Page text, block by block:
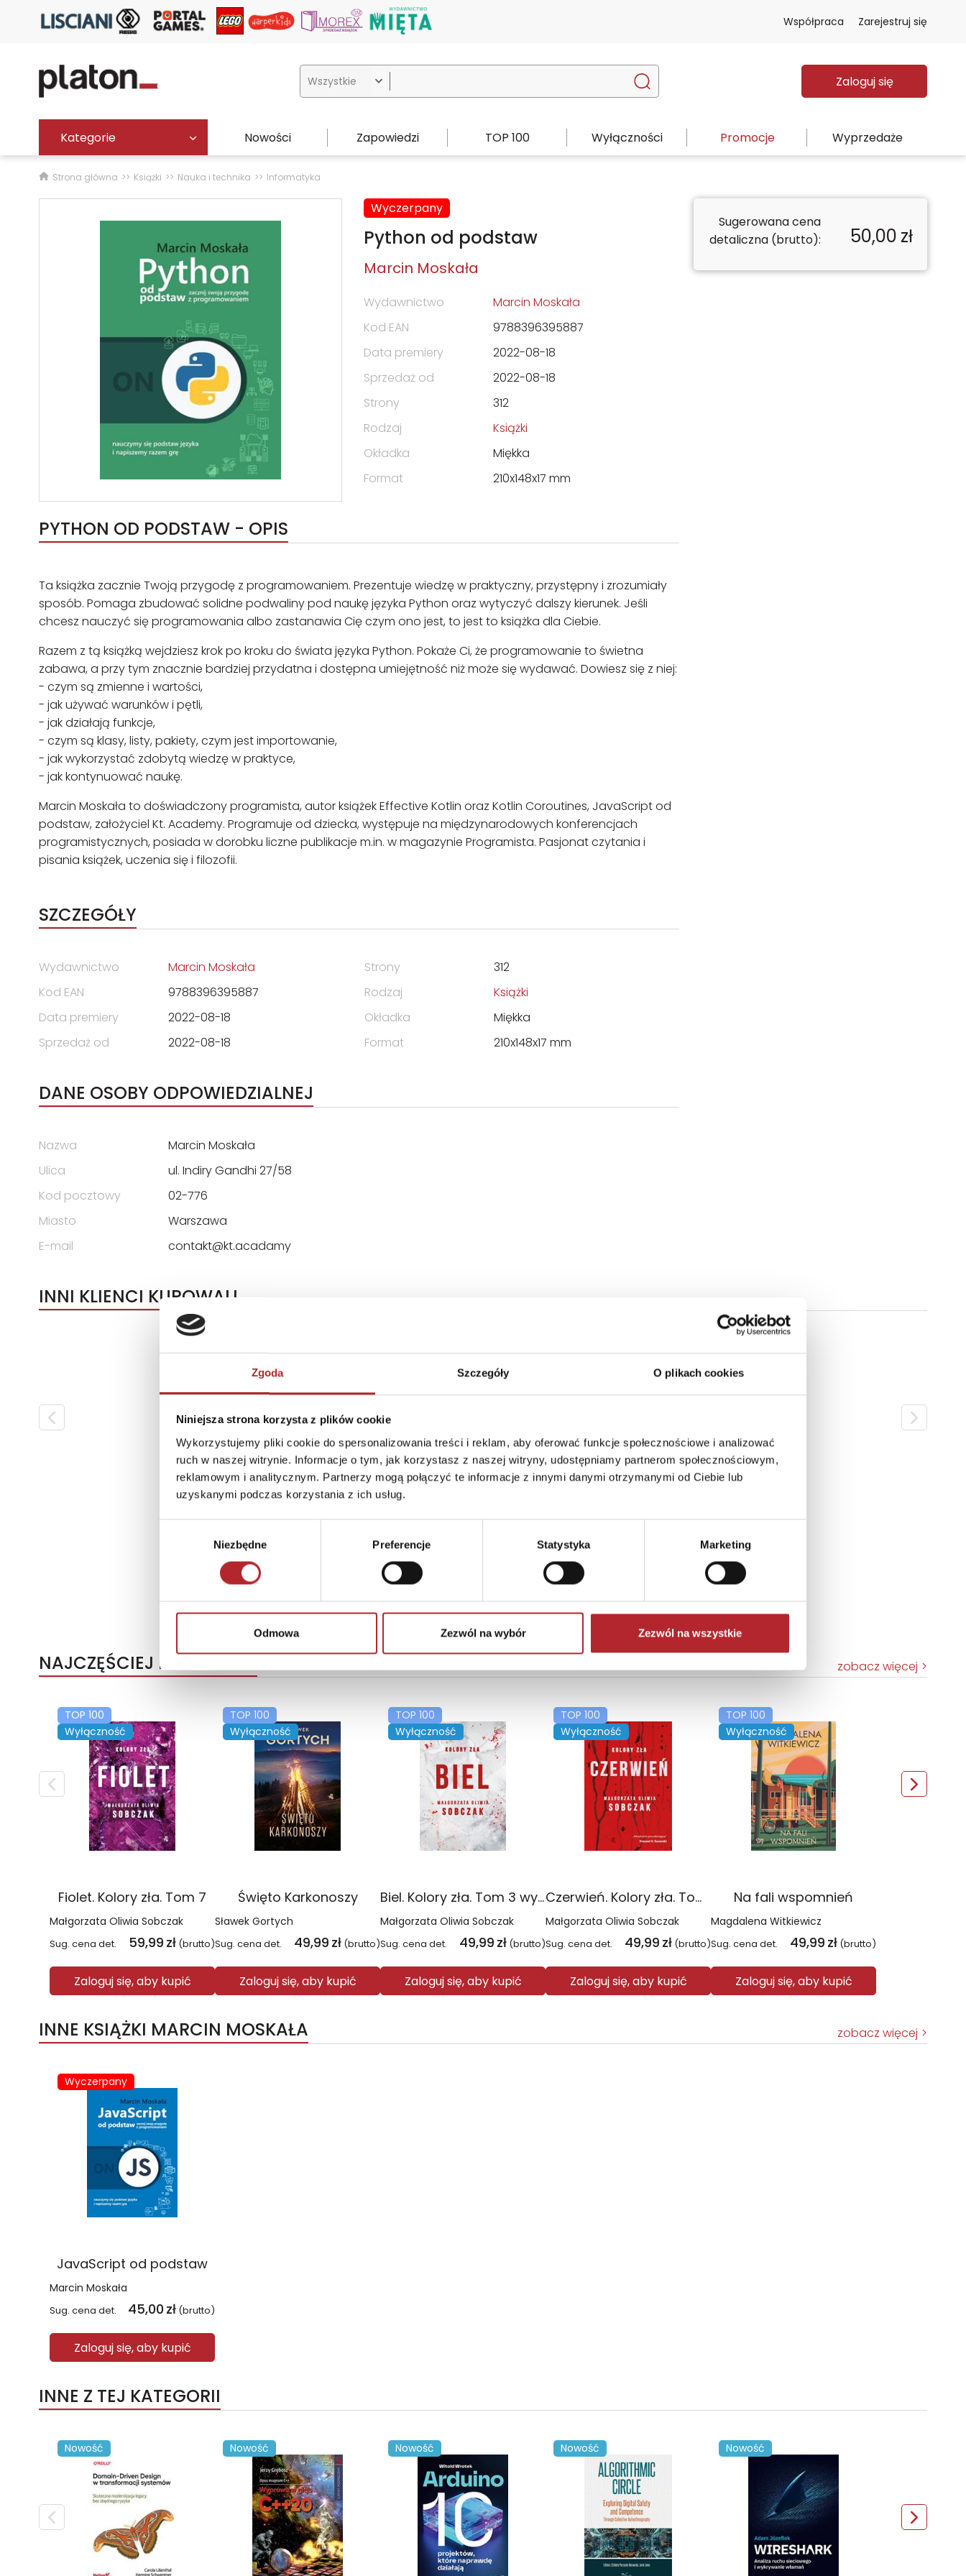
Zgoda Szczegóły O plikach cookies
Niniejsza strona korzysta z plików cookie
Wykorzystujemy pliki cookie do spersonalizowania treści i reklam, aby oferować funkcje społecznościowe i analizować
ruch w naszej witrynie. Informacje o tym, jak korzystasz z naszej witryny, udostępniamy partnerom społecznościowym,
reklamowym i analitycznym. Partnerzy mogą połączyć te informacje z innymi danymi otrzymanymi od Ciebie lub
uzyskanymi podczas korzystania z ich usług.
Niezbędne Preferencje Statystyka Marketing
Odmowa Zezwól na wybór Zezwól na wszystkie
Współpraca Zarejestruj się
 Zaloguj się
Kategorie Nowości Zapowiedzi TOP 100 Wyłączności Promocje Wyprzedaże
Strona główna Książki Nauka i technika Informatyka
Wyczerpany
Python od podstaw
Marcin Moskała
Wydawnictwo
Marcin Moskała
Kod EAN
9788396395887
Data premiery
2022-08-18
Sprzedaż od
2022-08-18
Strony
312
Rodzaj
Książki
Okładka
Miękka
Format
210x148x17 mm
PYTHON OD PODSTAW - OPIS
Ta książka zacznie Twoją przygodę z programowaniem. Prezentuje wiedzę w praktyczny, przystępny i zrozumiały
sposób. Pomaga zbudować solidne podwaliny pod naukę języka Python oraz wytyczyć dalszy kierunek. Jeśli
chcesz nauczyć się programowania albo zastanawia Cię czym ono jest, to jest to książka dla Ciebie.
Razem z tą książką wejdziesz krok po kroku do świata języka Python. Pokaże Ci, że programowanie to świetna
zabawa, a przy tym znacznie bardziej przydatna i dostępna umiejętność niż może się wydawać. Dowiesz się z niej:
- czym są zmienne i wartości,
- jak używać warunków i pętli,
- jak działają funkcje,
- czym są klasy, listy, pakiety, czym jest importowanie,
- jak wykorzystać zdobytą wiedzę w praktyce,
- jak kontynuować naukę.
Marcin Moskała to doświadczony programista, autor książek Effective Kotlin oraz Kotlin Coroutines, JavaScript od
podstaw, założyciel Kt. Academy. Programuje od dziecka, występuje na międzynarodowych konferencjach
programistycznych, posiada w dorobku liczne publikacje m.in. w magazynie Programista. Pasjonat czytania i
pisania książek, uczenia się i filozofii.
SZCZEGÓŁY
Wydawnictwo
Marcin Moskała
Kod EAN
9788396395887
Data premiery
2022-08-18
Sprzedaż od
2022-08-18
Strony
312
Rodzaj
Książki
Okładka
Miękka
Format
210x148x17 mm
DANE OSOBY ODPOWIEDZIALNEJ
Nazwa
Marcin Moskała
Ulica
ul. Indiry Gandhi 27/58
Kod pocztowy
02-776
Miasto
Warszawa
E-mail
contakt@kt.acadamy
Sugerowana cena
detaliczna (brutto):
50,00 zł
INNI KLIENCI KUPOWALI
Brak danych
NAJCZĘŚCIEJ KUPOWANE zobacz więcej
TOP 100
Wyłączność
Fiolet. Kolory zła. Tom 7
Małgorzata Oliwia Sobczak
Sug. cena det. 59,99 zł (brutto)
Zaloguj się, aby kupić
TOP 100
Wyłączność
Święto Karkonoszy
Sławek Gortych
Sug. cena det. 49,99 zł (brutto)
Zaloguj się, aby kupić
TOP 100
Wyłączność
Biel. Kolory zła. Tom 3 wyd. 2025
Małgorzata Oliwia Sobczak
Sug. cena det. 49,99 zł (brutto)
Zaloguj się, aby kupić
TOP 100
Wyłączność
Czerwień. Kolory zła. Tom 1 wyd. 2025
Małgorzata Oliwia Sobczak
Sug. cena det. 49,99 zł (brutto)
Zaloguj się, aby kupić
TOP 100
Wyłączność
Na fali wspomnień
Magdalena Witkiewicz
Sug. cena det. 49,99 zł (brutto)
Zaloguj się, aby kupić
INNE KSIĄŻKI MARCIN MOSKAŁA zobacz więcej
Wyczerpany
JavaScript od podstaw
Marcin Moskała
Sug. cena det. 45,00 zł (brutto)
Zaloguj się, aby kupić
INNE Z TEJ KATEGORII
Nowość Nowość Nowość Nowość Nowość